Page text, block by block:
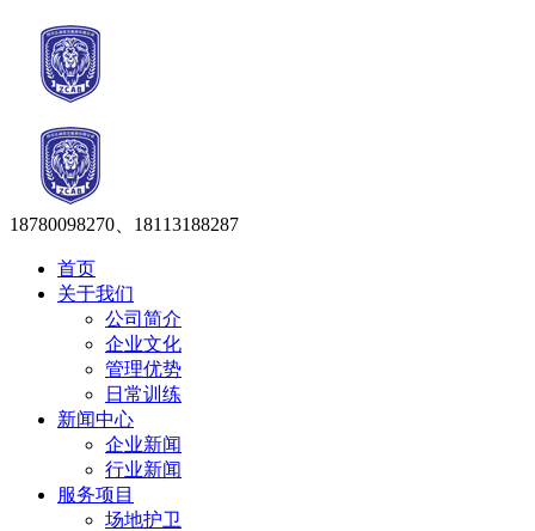
18780098270、18113188287
首页
关于我们
公司简介
企业文化
管理优势
日常训练
新闻中心
企业新闻
行业新闻
服务项目
场地护卫